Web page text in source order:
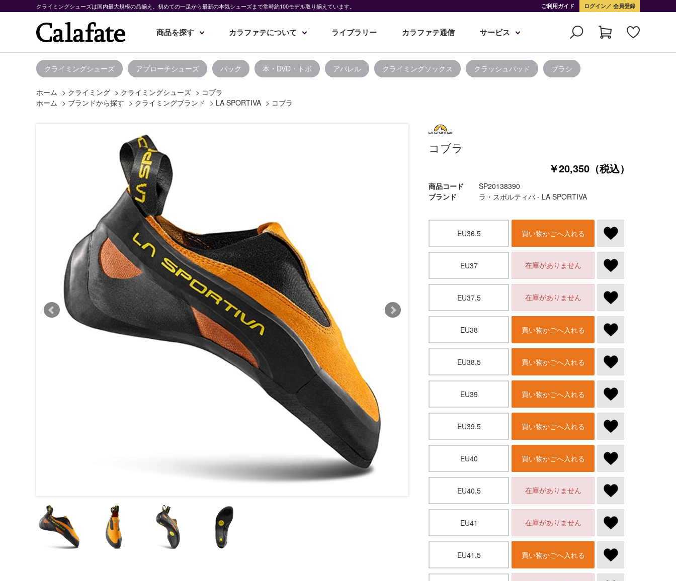
クライミングシューズは国内最大規模の品揃え。初めての一足から最新の本気シューズまで常時約100モデル取り揃えています。 ご利用ガイド ログイン 会員登録
商品を探す カラファテについて ライブラリー カラファテ通信 サービス
クライミングシューズ アプローチシューズ パック 本・DVD・トポ アパレル クライミングソックス クラッシュパッド ブラシ
ホーム > クライミング > クライミングシューズ > コブラ
ホーム > ブランドから探す > クライミングブランド > LA SPORTIVA > コブラ
コブラ
￥20,350（税込）
商品コード
SP20138390
ブランド
ラ・スポルティバ - LA SPORTIVA
EU36.5 買い物かごへ入れる
EU37 在庫がありません
EU37.5 在庫がありません
EU38 買い物かごへ入れる
EU38.5 買い物かごへ入れる
EU39 買い物かごへ入れる
EU39.5 買い物かごへ入れる
EU40 買い物かごへ入れる
EU40.5 在庫がありません
EU41 在庫がありません
EU41.5 買い物かごへ入れる